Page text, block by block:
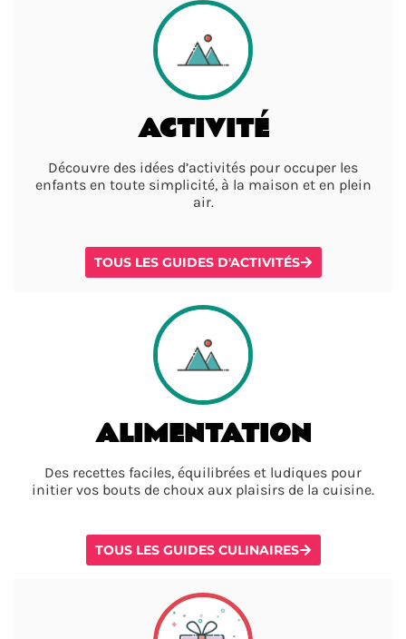
ACTIVITÉ
Découvre des idées d’activités pour occuper les
enfants en toute simplicité, à la maison et en plein
air.
TOUS LES GUIDES D'ACTIVITÉS
ALIMENTATION
Des recettes faciles, équilibrées et ludiques pour
initier vos bouts de choux aux plaisirs de la cuisine.
TOUS LES GUIDES CULINAIRES